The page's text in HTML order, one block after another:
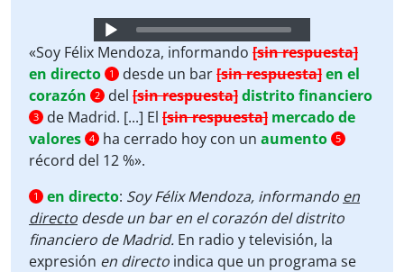
Audio
Player
«Soy Félix Mendoza, informando [sin respuesta]
en directo
1 desde un bar[sin respuesta]en el
corazón
2 del [sin respuesta]distrito financiero
3 de Madrid. [...] El [sin respuesta] mercado de
valores 4 ha cerrado hoy con un aumento 5
récord del 12 %».
1 en directo: Soy Félix Mendoza, informando en
directo desde un bar en el corazón del distrito
financiero de Madrid. En radio y televisión, la
expresión en directo indica que un programa se